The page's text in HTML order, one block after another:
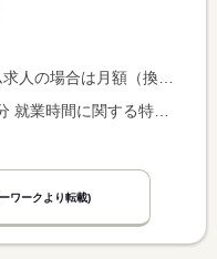
ト求人の場合は時間額を表示しています。
ワークより転載)